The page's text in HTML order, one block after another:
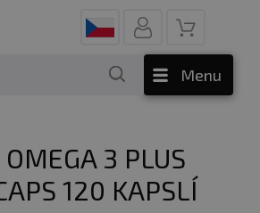
Menu
3 PLUS
120 KAPSLÍ